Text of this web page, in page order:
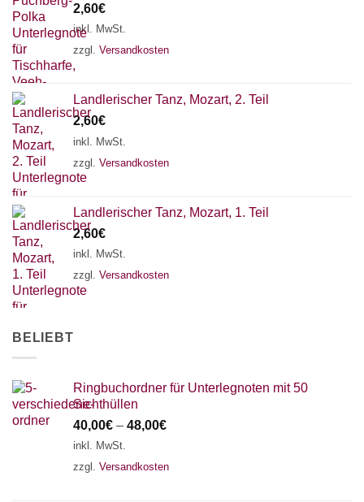
2,60€
inkl. MwSt.
zzgl. Versandkosten
Landlerischer Tanz, Mozart, 2. Teil
2,60€
inkl. MwSt.
zzgl. Versandkosten
Landlerischer Tanz, Mozart, 1. Teil
2,60€
inkl. MwSt.
zzgl. Versandkosten
BELIEBT
Ringbuchordner für Unterlegnoten mit 50
Sichthüllen
40,00€ – 48,00€
inkl. MwSt.
zzgl. Versandkosten
Chat Support
18 SAITEN 21 SAITEN